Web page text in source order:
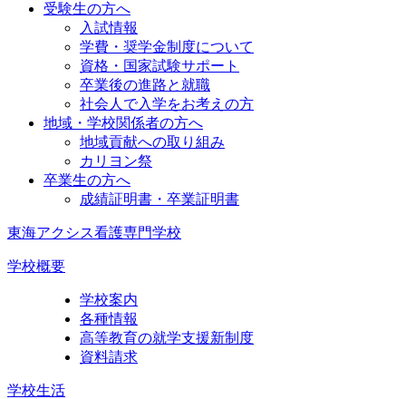
受験生の方へ
入試情報
学費・奨学金制度について
資格・国家試験サポート
卒業後の進路と就職
社会人で入学をお考えの方
地域・学校関係者の方へ
地域貢献への取り組み
カリヨン祭
卒業生の方へ
成績証明書・卒業証明書
東海アクシス看護専門学校
学校概要
学校案内
各種情報
高等教育の就学支援新制度
資料請求
学校生活